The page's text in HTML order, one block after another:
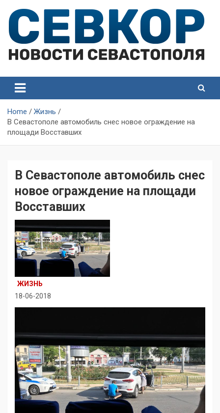
content
Севастополя
Севастополя
Home
Жизнь
В Севастополе автомобиль снес новое ограждение на
площади Восставших
В Севастополе автомобиль снес
новое ограждение на площади
Восставших
ЖИЗНЬ
18-06-2018